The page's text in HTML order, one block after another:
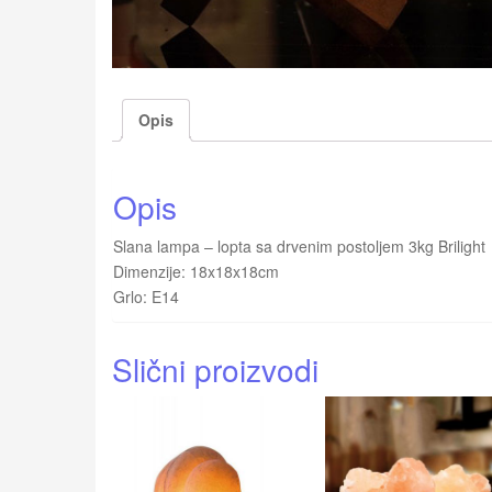
Opis
Opis
Slana lampa – lopta sa drvenim postoljem 3kg Brilight
Dimenzije: 18x18x18cm
Grlo: E14
Slični proizvodi